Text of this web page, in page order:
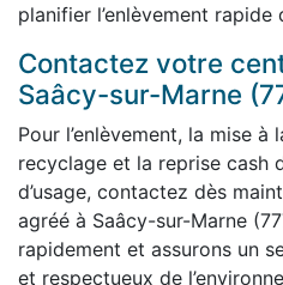
planifier l’enlèvement
Contactez votre
Saâcy-sur-Marne
Pour l’enlèvement, la mise
recyclage et la reprise cash
d’usage, contactez dès
agréé à Saâcy-sur-Marne
rapidement et assurons un
et respectueux de